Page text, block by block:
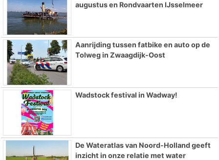
augustus en Rondvaarten IJsselmeer
Aanrijding tussen fatbike en auto op de
Tolweg in Zwaagdijk-Oost
Wadstock festival in Wadway!
De Wateratlas van Noord-Holland geeft
inzicht in onze relatie met water